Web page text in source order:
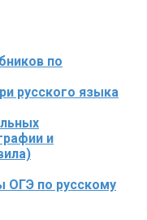
по
русского языка
и
ОГЭ по русскому